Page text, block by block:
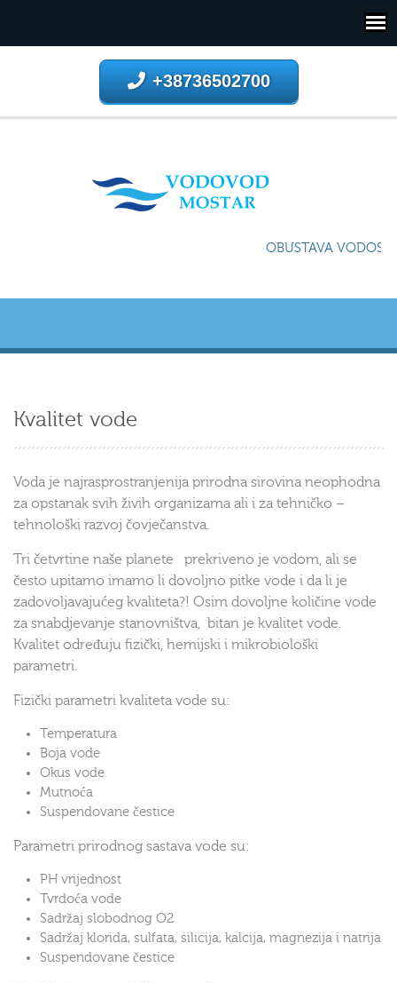
+38736502700
OBUSTAVA
Kvalitet vode
Voda je najrasprostranjenija prirodna sirovina neophodna
za opstanak svih živih organizama ali i za tehničko –
tehnološki razvoj čovječanstva.
Tri četvrtine naše planete prekriveno je vodom, ali se
često upitamo imamo li dovoljno pitke vode i da li je
zadovoljavajućeg kvaliteta?! Osim dovoljne količine vode
za snabdjevanje stanovništva, bitan je kvalitet vode.
Kvalitet određuju fizički, hemijski i mikrobiološki
parametri.
Fizički parametri kvaliteta vode su:
Temperatura
Boja vode
Okus vode
Mutnoća
Suspendovane čestice
Parametri prirodnog sastava vode su:
PH vrijednost
Tvrdoća vode
Sadržaj slobodnog O2
Sadržaj klorida, sulfata, silicija, kalcija, magnezija i natrija
Suspendovane čestice